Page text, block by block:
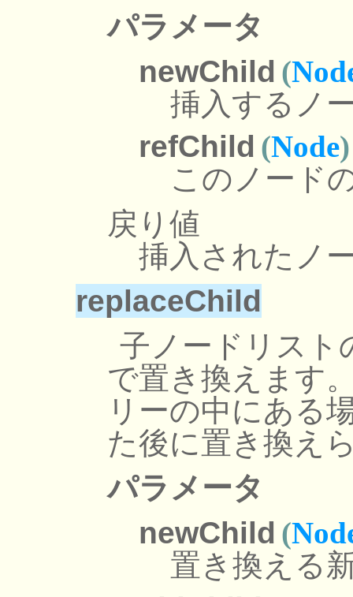
パラメータ
newChild (
挿入するノ
refChild (Node)
このノード
戻り値
挿入されたノ
replaceChild
子ノードリスト
で置き換えます
リーの中にある
た後に置き換え
パラメータ
newChild (
置き換える